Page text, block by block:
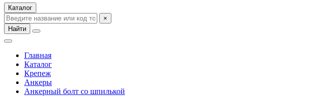
Каталог
×
Найти
Главная
Каталог
Крепеж
Анкеры
Анкерный болт со шпилькой